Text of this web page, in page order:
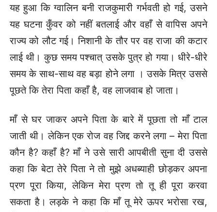
यह हुआ कि ग्वालिन बनी राजकुमारी गर्भवती हो गई, उसने
यह घटना कुँवर को नहीं बतलाई और वहाँ से वापिस अपने
राज्य को लौट गई। निशानी के तौर पर वह राजा की कटार
लाई थी। कुछ समय पश्चात् उसके पुत्र हो गया। धीरे-धीरे
समय के साथ-साथ वह बड़ा होने लगा । उसके मित्र उससे
पूछते कि तेरा पिता कहाँ है, वह लाजवाब हो जाता।
माँ से घर जाकर अपने पिता के बारे में पूछता तो माँ टाल
जाती थी। लेकिन एक रोज वह जिद्द करने लगा – मेरा पिता
कौन है? कहाँ है? माँ ने उसे सारी आपबीती सुना दी उससे
कहा कि बेटा तेरे पिता ने तो मुझे अधब्याही छोड़कर अपना
प्रण पूरा किया, लेकिन मेरा प्रण तो तू ही पूरा करवा
सकता है। लड़के ने कहा कि माँ तू मेरे ऊपर भरोसा रख,